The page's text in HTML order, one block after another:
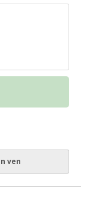
ven